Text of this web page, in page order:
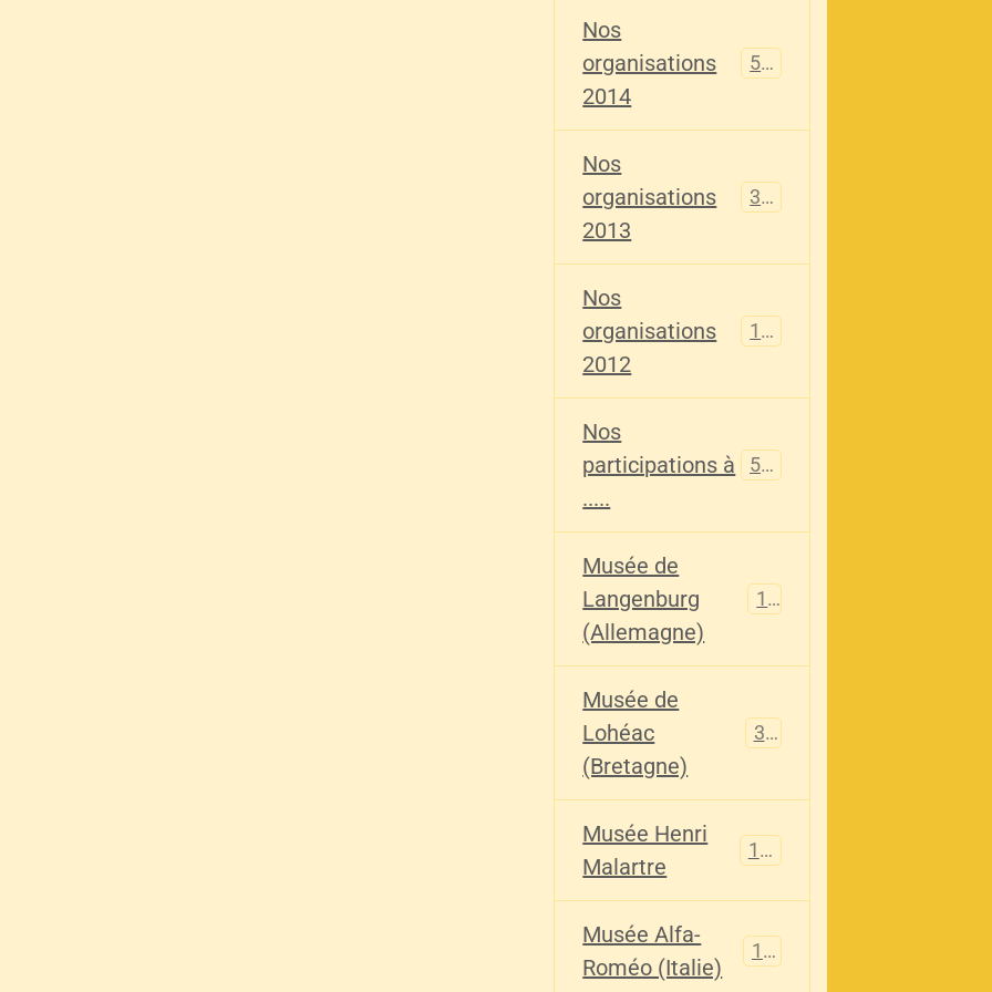
Nos
organisations
2014
516
Nos
organisations
2013
344
Nos
organisations
2012
155
Nos
participations à
.....
563
Musée de
Langenburg
(Allemagne)
113
Musée de
Lohéac
(Bretagne)
321
Musée Henri
Malartre
136
Musée Alfa-
Roméo (Italie)
107